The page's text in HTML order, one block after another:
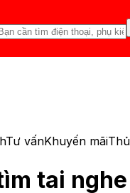
Tư vấnKhuyến mãi
tai